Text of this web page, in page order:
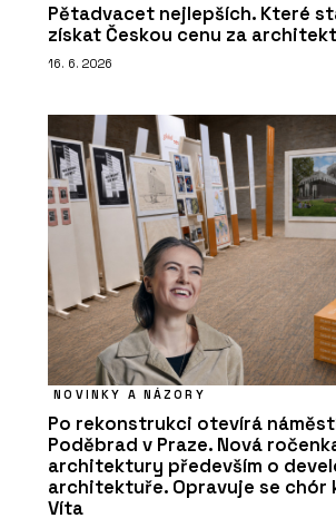
Pětadvacet nejlepších. Které
získat Českou cenu za
16. 6. 2026
NOVINKY A NÁZORY
Po rekonstrukci otevírá
Poděbrad v Praze. Nová
architektury především o
architektuře. Opravuje se chór
Víta